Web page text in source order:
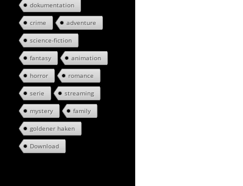
dokumentation
crime adventure
science-fiction
fantasy animation
horror romance
serie streaming
mystery family
goldener haken
Download